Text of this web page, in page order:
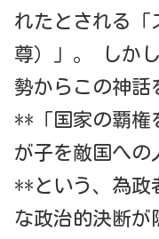
れたとされる「
尊）」。 しか
勢からこの神話
**「国家の覇権
が子を敵国への
**という、為政
な政治的決断が